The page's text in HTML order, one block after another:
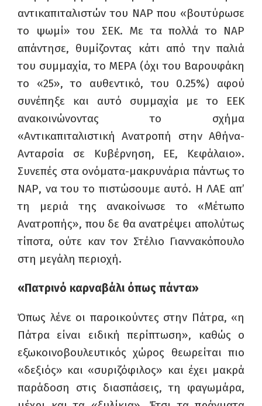
αντικαπιταλιστών του ΝΑΡ που «βουτύρωσε
το ψωμί» του ΣΕΚ. Με τα πολλά το ΝΑΡ
απάντησε, θυμίζοντας κάτι από την παλιά
του συμμαχία, το ΜΕΡΑ (όχι του Βαρουφάκη
το «25», το αυθεντικό, του 0.25%) αφού
συνέπηξε και αυτό συμμαχία με το ΕΕΚ
ανακοινώνοντας το σχήμα
«Αντικαπιταλιστική Ανατροπή στην Αθήνα-
Ανταρσία σε Κυβέρνηση, ΕΕ, Κεφάλαιο».
Συνεπές στα ονόματα-μακρυνάρια πάντως το
ΝΑΡ, να του το πιστώσουμε αυτό. Η ΛΑΕ απ’
τη μεριά της ανακοίνωσε το «Μέτωπο
Ανατροπής», που δε θα ανατρέψει απολύτως
τίποτα, ούτε καν τον Στέλιο Γιαννακόπουλο
στη μεγάλη περιοχή.
«Πατρινό καρναβάλι όπως πάντα»
Όπως λένε οι παροικούντες στην Πάτρα, «η
Πάτρα είναι ειδική περίπτωση», καθώς ο
εξωκοινοβουλευτικός χώρος θεωρείται πιο
«δεξιός» και «συριζόφιλος» και έχει μακρά
παράδοση στις διασπάσεις, τη φαγωμάρα,